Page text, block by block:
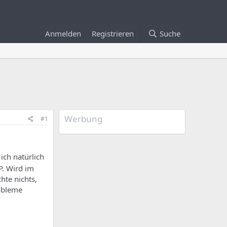
Anmelden Registrieren Suche
#1
natürlich
Wird im
nichts,
Werbung